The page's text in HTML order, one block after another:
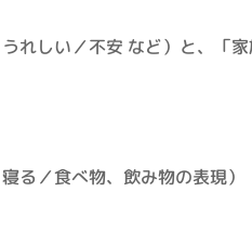
れしい／不安 など）と、「
る／食べ物、飲み物の表現）